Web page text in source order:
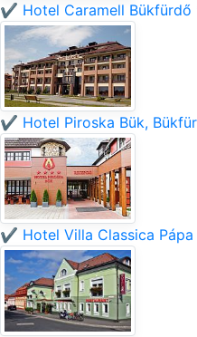
✔️ Hotel Caramell
✔️ Hotel Piroska Bük,
✔️ Hotel Villa Classica